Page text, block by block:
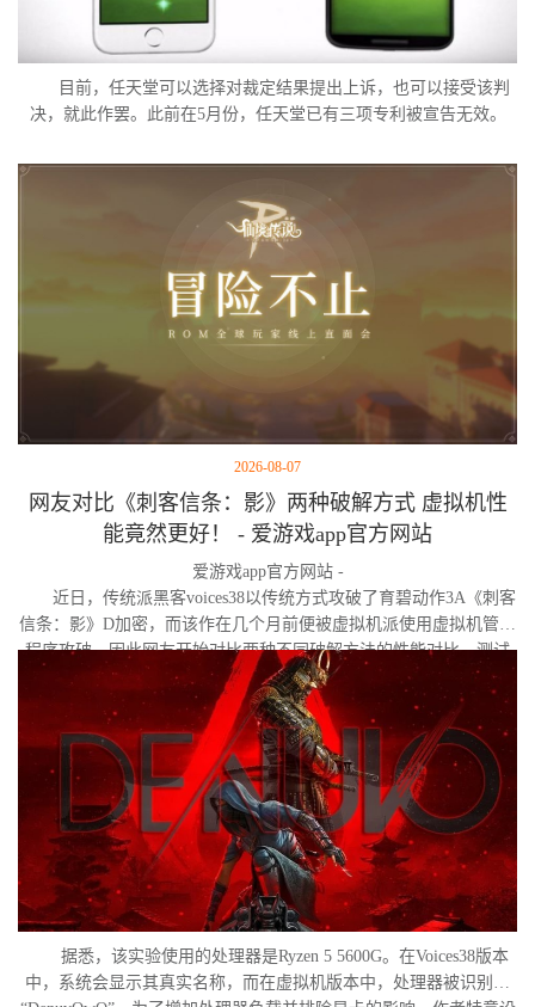
目前，任天堂可以选择对裁定结果提出上诉，也可以接受该判
决，就此作罢。此前在5月份，任天堂已有三项专利被宣告无效。
2026-08-07
网友对比《刺客信条：影》两种破解方式 虚拟机性
能竟然更好！ - 爱游戏app官方网站
爱游戏app官方网站 -
近日，传统派黑客voices38以传统方式攻破了育碧动作3A《刺客
信条：影》D加密，而该作在几个月前便被虚拟机派使用虚拟机管理
程序攻破。因此网友开始对比两种不同破解方法的性能对比。测试
作者决定验证，虚拟机管理程序是否真的会像许多玩家认为的那
样，导致明显的帧数下降。
据悉，该实验使用的处理器是Ryzen 5 5600G。在Voices38版本
中，系统会显示其真实名称，而在虚拟机版本中，处理器被识别为